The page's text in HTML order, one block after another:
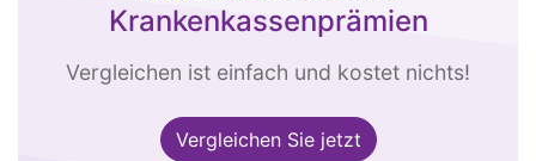
Krankenkassenprämien
Vergleichen ist einfach und kostet nichts!
Vergleichen Sie jetzt